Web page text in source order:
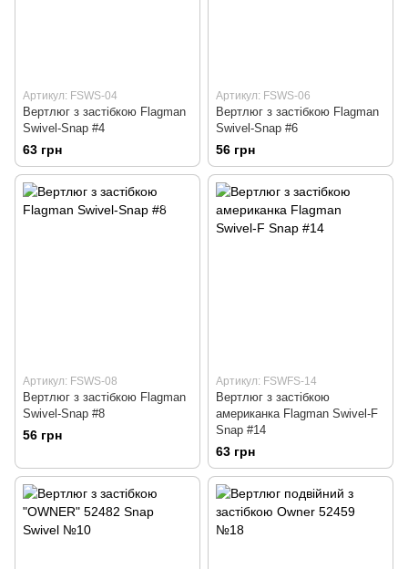
Артикул: FSWS-04
Вертлюг з застiбкою Flagman
Swivel-Snap #4
63 грн
Артикул: FSWS-06
Вертлюг з застiбкою Flagman
Swivel-Snap #6
56 грн
Артикул: FSWS-08
Вертлюг з застiбкою Flagman
Swivel-Snap #8
56 грн
Артикул: FSWFS-14
Вертлюг з застiбкою
американка Flagman Swivel-F
Snap #14
63 грн